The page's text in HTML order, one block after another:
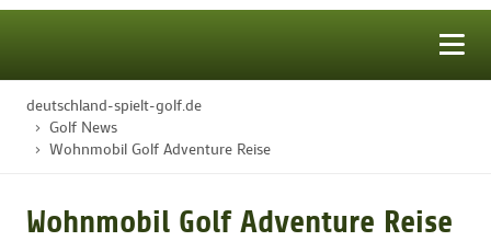
STARTSEITE
deutschland-spielt-golf.de
Golf News
Wohnmobil Golf Adventure Reise
Wohnmobil Golf Adventure Reise